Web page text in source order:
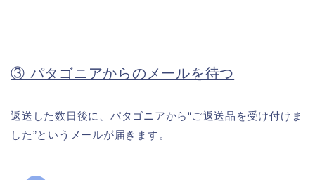
③ パタゴニアからのメールを待つ
返送した数日後に、パタゴニアから“ご返送品を受け付けま
した”というメールが届きます。